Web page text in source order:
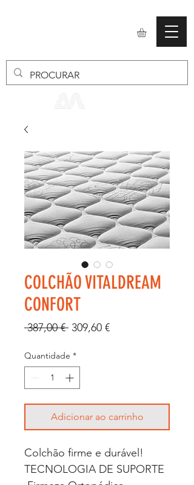
COLCHÃO VITALDREAM
CONFORT
387,00 € Preço
309,60 €Preço
Quantidade *
Adicionar ao carrinho
Colchão firme e durável!
TECNOLOGIA DE SUPORTE